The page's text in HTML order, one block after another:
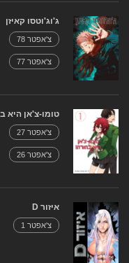
ג'וג'וטסו קאיזן
צ'אפטר 78
צ'אפטר 77
טומו-צ'אן היא
צ'אפטר 27
צ'אפטר 26
איזור D
צ'אפטר 1